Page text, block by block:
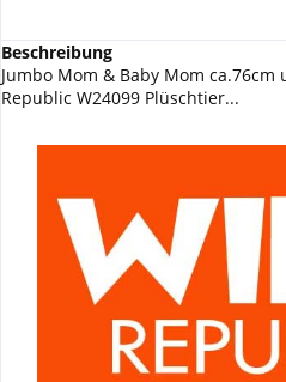
Beschreibung
Jumbo Mom & Baby Mom ca.76cm
Republic W24099 Plüschtier...